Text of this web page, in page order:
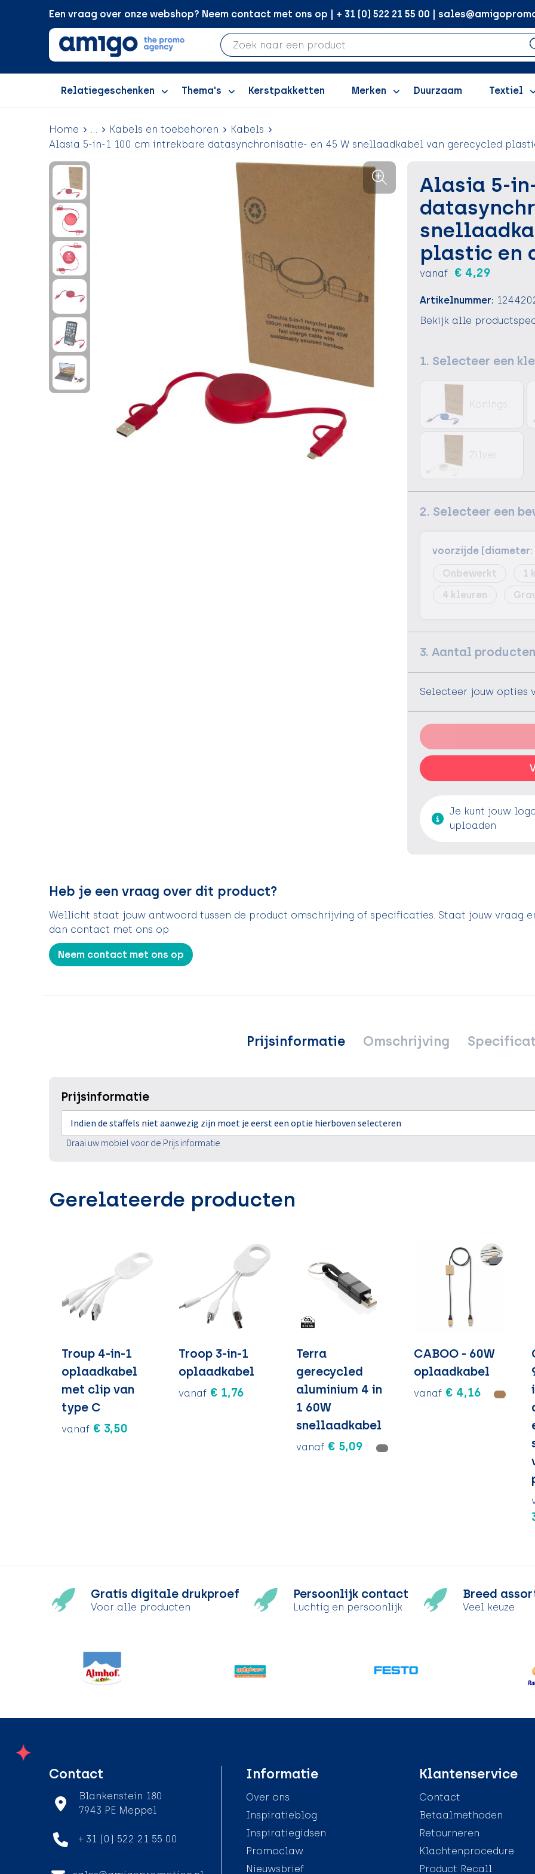
Een vraag over onze webshop? Neem contact met ons op | + 31 (0) 522 21 55 00 |
Relatiegeschenken Thema's Kerstpakketten Merken Duurzaam Textiel
Home ... Kabels en toebehoren
Kabels
Alasia 5-in-1 100 cm intrekbare datasynchronisatie- en 45 W snellaadkabel van gerecycled
Alasia 5-
plastic en
vanaf € 4,29
Artikelnummer:
Bekijk alle
1. Selecteer een
Zilver
2. Selecteer een
voorzijde (diameter:
Onbewerkt
1
4
3. Aantal producten
Selecteer jouw opties
Je kunt jouw
uploaden
Heb je een vraag over dit product?
Wellicht staat jouw antwoord tussen de product omschrijving of specificaties. Staat jouw vraag
dan contact met ons op
Neem contact met ons op
Prijsinformatie Omschrijving
Prijsinformatie
Indien de staffels niet aanwezig zijn moet je eerst een optie hierboven selecteren
Draai uw mobiel voor de Prijs informatie
Gerelateerde producten
Troup 4-in-1
oplaadkabel
met clip van
type C
vanaf € 3,50
Troop 3-in-1
oplaadkabel
vanaf € 1,76
Terra
gerecycled
aluminium 4 in
1 60W
snellaadkabel
vanaf € 5,09
CABOO - 60W
oplaadkabel
vanaf € 4,16
Gratis digitale drukproef
Voor alle producten
Persoonlijk contact
Luchtig en persoonlijk
Breed
Veel keuze
Contact
Blankenstein 180
7943 PE Meppel
+ 31 (0) 522 21 55 00
Informatie
Over ons
Inspiratieblog
Inspiratiegidsen
Promoclaw
Nieuwsbrief
Klantenservice
Contact
Betaalmethoden
Retourneren
Klachtenprocedure
Product Recall